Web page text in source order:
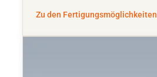
Zu den Fertigungsmöglichkeiten